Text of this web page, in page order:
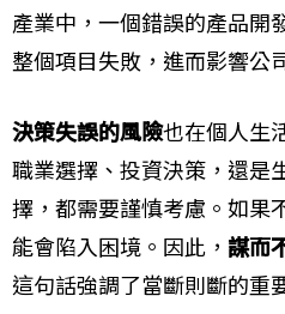
產業中，一個錯誤的產品開
整個項目失敗，進而影響公
決策失誤的風險也在個人生
職業選擇、投資決策，還是
擇，都需要謹慎考慮。如果
能會陷入困境。因此， 謀而
這句話強調了當斷則斷的重